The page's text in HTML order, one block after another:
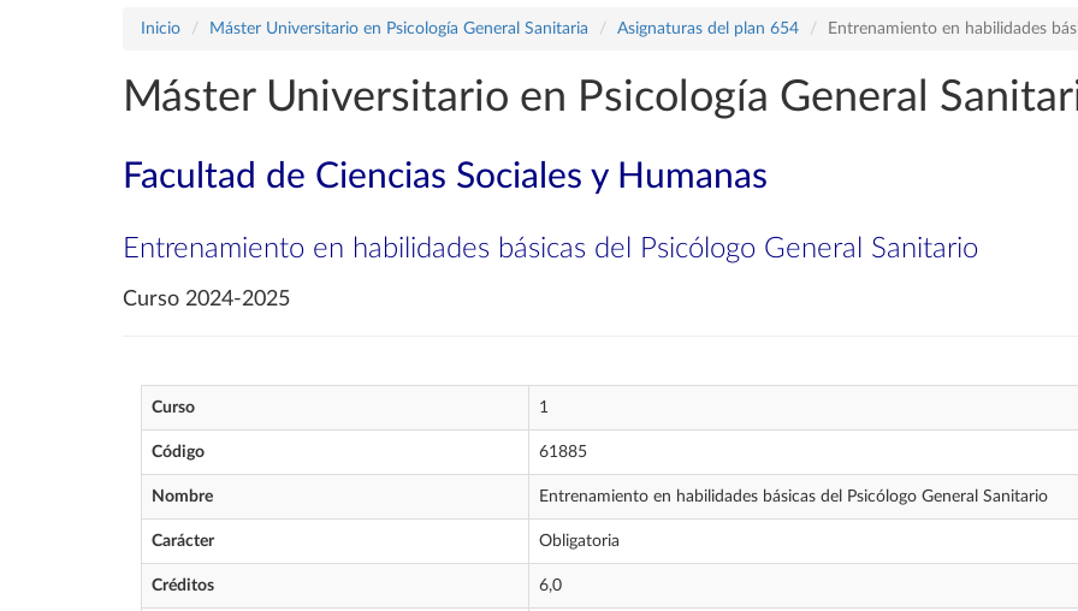
Inicio Máster Universitario en Psicología General Sanitaria Asignaturas del plan 654 Entrenamiento en habilidades
Máster Universitario en Psicología General
Facultad de Ciencias Sociales y Humanas
Entrenamiento en habilidades básicas del Psicólogo General Sanitario
Curso 2024-2025
Curso 1
Código 61885
Nombre Entrenamiento en habilidades básicas del Psicólogo General Sanitario
Carácter Obligatoria
Créditos 6,0